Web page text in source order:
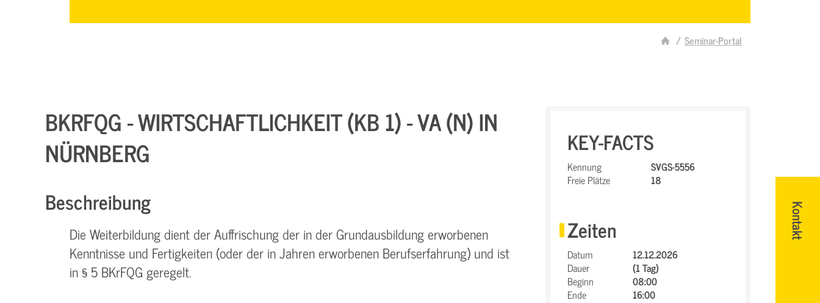
Seminar-Portal
Kontakt
BKRFQG - WIRTSCHAFTLICHKEIT (KB 1) - VA (N) IN
NÜRNBERG
Beschreibung
Die Weiterbildung dient der Auffrischung der in der Grundausbildung erworbenen
Kenntnisse und Fertigkeiten (oder der in Jahren erworbenen Berufserfahrung) und ist
in § 5 BKrFQG geregelt.
KEY-FACTS
Kennung
SVGS-5556
Freie Plätze
18
Zeiten
Datum
12.12.2026
Dauer
(1 Tag)
Beginn
08:00
Ende
16:00